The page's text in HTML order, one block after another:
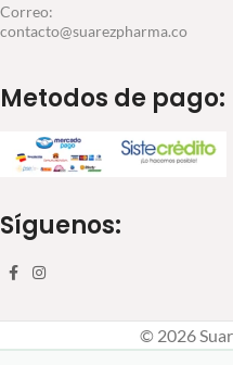
Correo:
contacto@suarezpharma.co
Metodos de pago:
Síguenos:
© 2026